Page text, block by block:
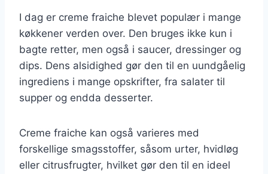
I dag er creme fraiche blevet populær i mange
køkkener verden over. Den bruges ikke kun i
bagte retter, men også i saucer, dressinger og
dips. Dens alsidighed gør den til en uundgåelig
ingrediens i mange opskrifter, fra salater til
supper og endda desserter.
Creme fraiche kan også varieres med
forskellige smagsstoffer, såsom urter, hvidløg
eller citrusfrugter, hvilket gør den til en ideel